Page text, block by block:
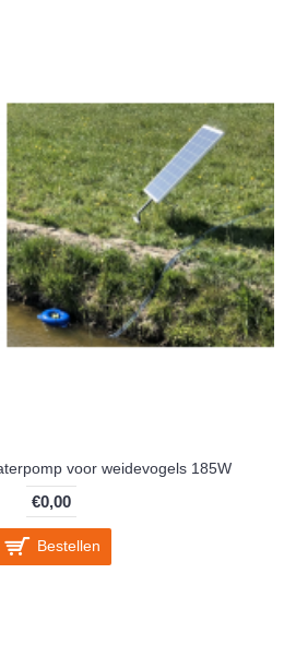
voor weidevogels 185W
€0,00
Bestellen